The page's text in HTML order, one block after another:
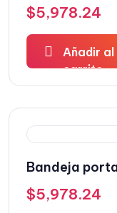
$5,978.24
Añadir al
carrito
Bandeja
$5,978.24